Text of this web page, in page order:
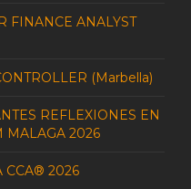
FINANCE ANALYST
(Marbella)
REFLEXIONES EN
MALAGA 2026
CCA® 2026